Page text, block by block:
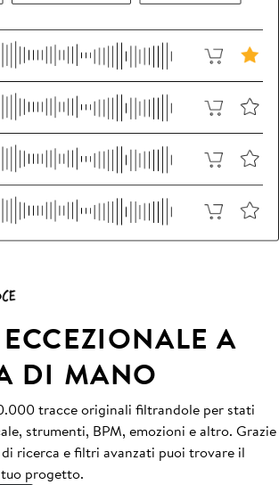
A
DI MANO
tracce originali filtrandole per stati
strumenti, BPM, emozioni e altro. Grazie
ricerca e filtri avanzati puoi trovare il
progetto.